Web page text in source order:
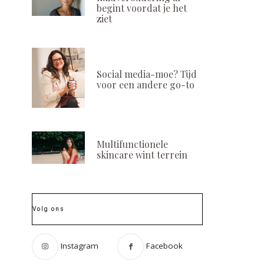
begint voordat je het
ziet
Social media-moe? Tijd
voor een andere go-to
Multifunctionele
skincare wint terrein
Volg ons
Instagram Facebook